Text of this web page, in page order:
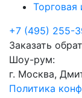
Торговая
+7 (495) 255-
Заказать
Шоу-рум:
г. Москва,
Политика